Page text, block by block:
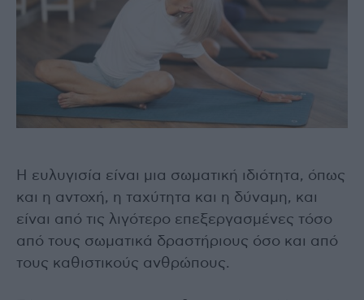
Η ευλυγισία είναι μια σωματική ιδιότητα, όπως
και η αντοχή, η ταχύτητα και η δύναμη, και
είναι από τις λιγότερο επεξεργασμένες τόσο
από τους σωματικά δραστήριους όσο και από
τους καθιστικούς ανθρώπους.